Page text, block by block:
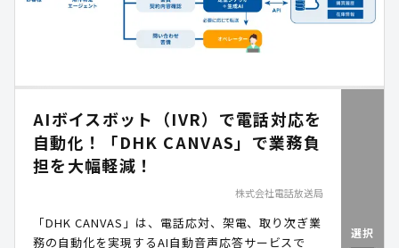
AIボイスボット（IVR）で電話対応を
自動化！「DHK CANVAS」で業務負
担を大幅軽減！
株式会社電話放送局
「DHK CANVAS」は、電話応対、架電、取り次ぎ業
務の自動化を実現するAI自動音声応答サービスで
選択